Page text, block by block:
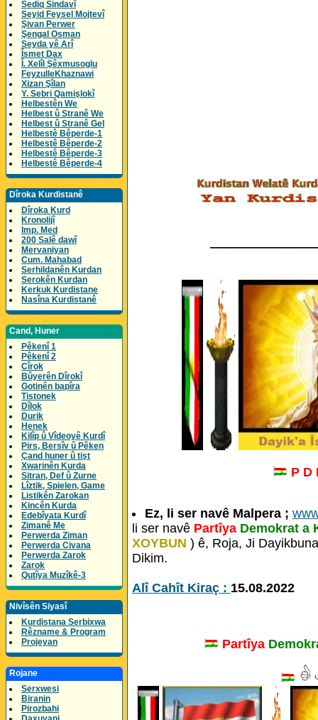
Sediq Sindavî
Seyid Feysel Mojtevî
Şivan Perwer
Şengal Osman
Seyda yê Arî
Îsmet Dax
Î. Xelîl Şêxmusoglu
FeyzulleKhaznawi
Xizan Şîlan
Y. Sebri Qamişlokî
Helbestên We
Helbest û Stranê We
Helbest û Stranê Gel
Helbestê Bêperde-1
Helbestê Bêperde-2
Helbestê Bêperde-3
Helbestê Bêperde-4
Dîroka Kurdistanê
Dîroka Kurd
Kronolijî
Imp. Med
200 Salê dawî
Mervaniyan
Cum. Mahabad
Serhildanên Kurdan
Serokên Kurdan
Kerkuk Kurdistane
Nasîna Kurdistanê
Cand, Huner
Pêkenî 1
Pêkenî 2
Cîrok
Bûyerên Dîrokî
Gotinên bapîra
Tistonek
Dîlok
Durik
Henek
Kilîp û Vîdeoyê Kurdî
Pirs, Bersîv û Pêken
Çand huner û tişt
Xwarinên Kurda
Sitran, Def û Zurne
Lîztik, Spielen, Game
Listikên Zarokan
Kincên Kurda
Edebîyata Kurdî
Zimanê Me
Perwerda Ziman
Perwerda Civana
Perwerda Zarok
Zarok
Qutîya Muzîkê-3
Nivîsên Siyasî
Kurdistana Serbixwa
Rêzname & Program
Projeyan
Rojane
Serxwesi
Biranin
Pirozbahi
P D
Ez, li ser navê Malpera ;
li ser navê Partîya Demokrat a
XOYBUN ) ê, Roja, Ji
Dikim.
Alî Cahît Kiraç : 15.08.2022
Partîya